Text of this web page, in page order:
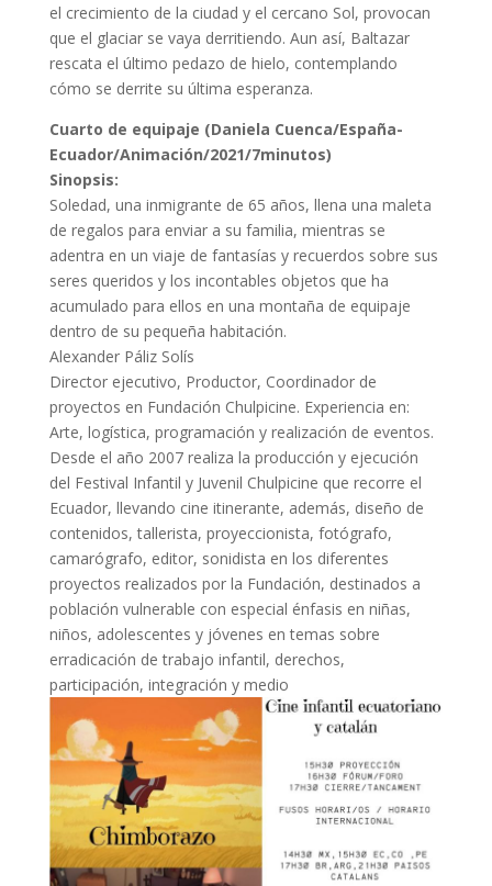
el crecimiento de la ciudad y el cercano Sol, provocan
que el glaciar se vaya derritiendo. Aun así, Baltazar
rescata el último pedazo de hielo, contemplando
cómo se derrite su última esperanza.
Cuarto de equipaje (Daniela Cuenca/España-
Ecuador/Animación/2021/7minutos)
Sinopsis:
Soledad, una inmigrante de 65 años, llena una maleta
de regalos para enviar a su familia, mientras se
adentra en un viaje de fantasías y recuerdos sobre sus
seres queridos y los incontables objetos que ha
acumulado para ellos en una montaña de equipaje
dentro de su pequeña habitación.
Alexander Páliz Solís
Director ejecutivo, Productor, Coordinador de
proyectos en Fundación Chulpicine. Experiencia en:
Arte, logística, programación y realización de eventos.
Desde el año 2007 realiza la producción y ejecución
del Festival Infantil y Juvenil Chulpicine que recorre el
Ecuador, llevando cine itinerante, además, diseño de
contenidos, tallerista, proyeccionista, fotógrafo,
camarógrafo, editor, sonidista en los diferentes
proyectos realizados por la Fundación, destinados a
población vulnerable con especial énfasis en niñas,
niños, adolescentes y jóvenes en temas sobre
erradicación de trabajo infantil, derechos,
participación, integración y medio